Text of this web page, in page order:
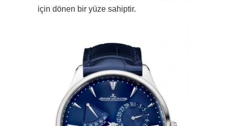
için dönen bir yüze sahiptir.